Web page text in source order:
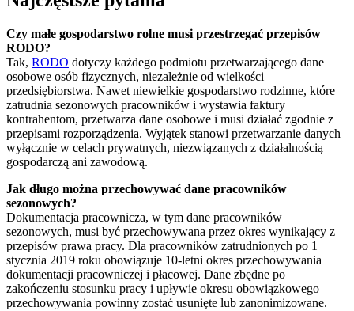
Czy małe gospodarstwo rolne musi przestrzegać przepisów
RODO?
Tak, RODO dotyczy każdego podmiotu przetwarzającego dane
osobowe osób fizycznych, niezależnie od wielkości
przedsiębiorstwa. Nawet niewielkie gospodarstwo rodzinne, które
zatrudnia sezonowych pracowników i wystawia faktury
kontrahentom, przetwarza dane osobowe i musi działać zgodnie z
przepisami rozporządzenia. Wyjątek stanowi przetwarzanie danych
wyłącznie w celach prywatnych, niezwiązanych z działalnością
gospodarczą ani zawodową.
Jak długo można przechowywać dane pracowników
sezonowych?
Dokumentacja pracownicza, w tym dane pracowników
sezonowych, musi być przechowywana przez okres wynikający z
przepisów prawa pracy. Dla pracowników zatrudnionych po 1
stycznia 2019 roku obowiązuje 10-letni okres przechowywania
dokumentacji pracowniczej i płacowej. Dane zbędne po
zakończeniu stosunku pracy i upływie okresu obowiązkowego
przechowywania powinny zostać usunięte lub zanonimizowane.